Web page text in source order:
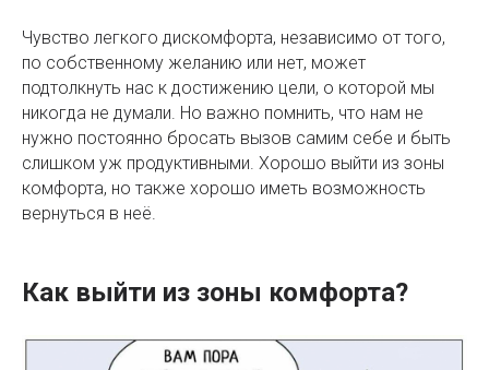
Чувство легкого дискомфорта, независимо от того,
по собственному желанию или нет, может
подтолкнуть нас к достижению цели, о которой мы
никогда не думали. Но важно помнить, что нам не
нужно постоянно бросать вызов самим себе и быть
слишком уж продуктивными. Хорошо выйти из зоны
комфорта, но также хорошо иметь возможность
вернуться в неё.
Как выйти из зоны комфорта?